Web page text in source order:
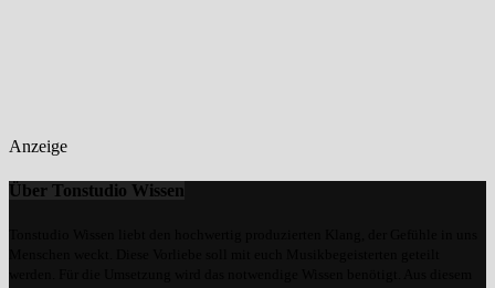
Anzeige
Über Tonstudio Wissen